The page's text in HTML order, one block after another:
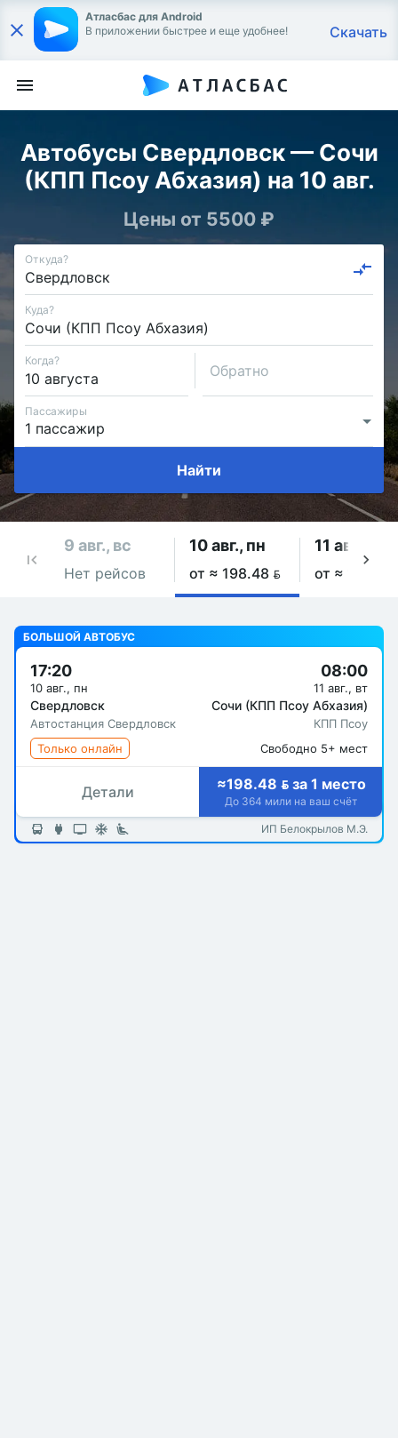
Атласбас для Android
В приложении быстрее и еще удобнее!
Скачать
Автобусы Свердловск — Сочи
(КПП Псоу Абхазия) на 10 авг.
Цены от 5500 ₽
Откуда?
Куда?
Когда?
Обратно
Пассажиры
Найти
9 авг., вс
Нет рейсов
10 авг., пн
от ≈ 198.48 
11 авг., вт
от ≈ 198.48
БОЛЬШОЙ АВТОБУС
17:20
10 авг., пн
Свердловск
Автостанция Свердловск
08:00
11 авг., вт
Сочи (КПП Псоу Абхазия)
КПП Псоу
Только онлайн
Свободно 5+ мест
Детали ≈198.48  за 1 место
До 364 мили на ваш счёт
ИП Белокрылов М.Э.